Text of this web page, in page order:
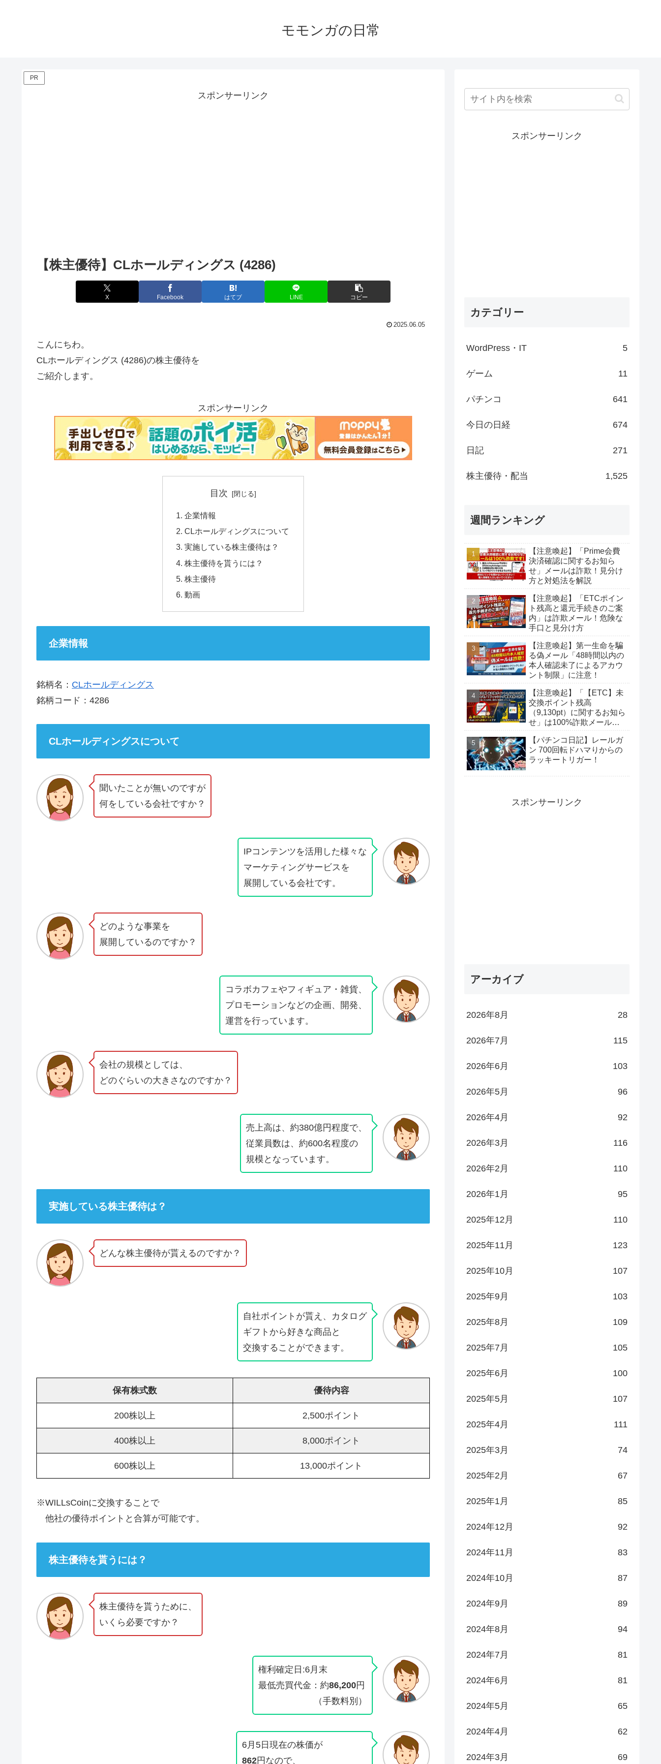
モモンガの日常
PR
スポンサーリンク
【株主優待】CLホールディングス (4286)
X Facebook はてブ LINE コピー
2025.06.05
こんにちわ。
CLホールディングス (4286)の株主優待を
ご紹介します。
スポンサーリンク
目次
企業情報
CLホールディングスについて
実施している株主優待は？
株主優待を貰うには？
株主優待
動画
企業情報
銘柄名： CLホールディングス
銘柄コード：4286
CLホールディングスについて
聞いたことが無いのですが
何をしている会社ですか？
IPコンテンツを活用した様々な
マーケティングサービスを
展開している会社です。
どのような事業を
展開しているのですか？
コラボカフェやフィギュア・雑貨、
プロモーションなどの企画、開発、
運営を行っています。
会社の規模としては、
どのぐらいの大きさなのですか？
売上高は、約380億円程度で、
従業員数は、約600名程度の
規模となっています。
実施している株主優待は？
どんな株主優待が貰えるのですか？
自社ポイントが貰え、カタログ
ギフトから好きな商品と
交換することができます。
保有株式数 優待内容
200株以上 2,500ポイント
400株以上 8,000ポイント
600株以上 13,000ポイント
※WILLsCoinに交換することで
他社の優待ポイントと合算が可能です。
株主優待を貰うには？
株主優待を貰うために、
いくら必要ですか？
権利確定日:6月末
最低売買代金：約86,200円
（手数料別）
6月5日現在の株価が
862円なので、
スポンサーリンク
カテゴリー
WordPress・IT 5
ゲーム 11
パチンコ 641
今日の日経 674
日記 271
株主優待・配当 1,525
週間ランキング
【注意喚起】「Prime会費
決済確認に関するお知ら
せ」メールは詐欺！見分け
方と対処法を解説
【注意喚起】「ETCポイン
ト残高と還元手続きのご案
内」は詐欺メール！危険な
手口と見分け方
【注意喚起】第一生命を騙
る偽メール「48時間以内の
本人確認未了によるアカウ
ント制限」に注意！
【注意喚起】「【ETC】未
交換ポイント残高
（9,130pt）に関するお知ら
せ」は100%詐欺メール！
【パチンコ日記】レールガ
ン 700回転ドハマりからの
ラッキートリガー！
スポンサーリンク
アーカイブ
2026年8月 28
2026年7月 115
2026年6月 103
2026年5月 96
2026年4月 92
2026年3月 116
2026年2月 110
2026年1月 95
2025年12月 110
2025年11月 123
2025年10月 107
2025年9月 103
2025年8月 109
2025年7月 105
2025年6月 100
2025年5月 107
2025年4月 111
2025年3月 74
2025年2月 67
2025年1月 85
2024年12月 92
2024年11月 83
2024年10月 87
2024年9月 89
2024年8月 94
2024年7月 81
2024年6月 81
2024年5月 65
2024年4月 62
2024年3月 69